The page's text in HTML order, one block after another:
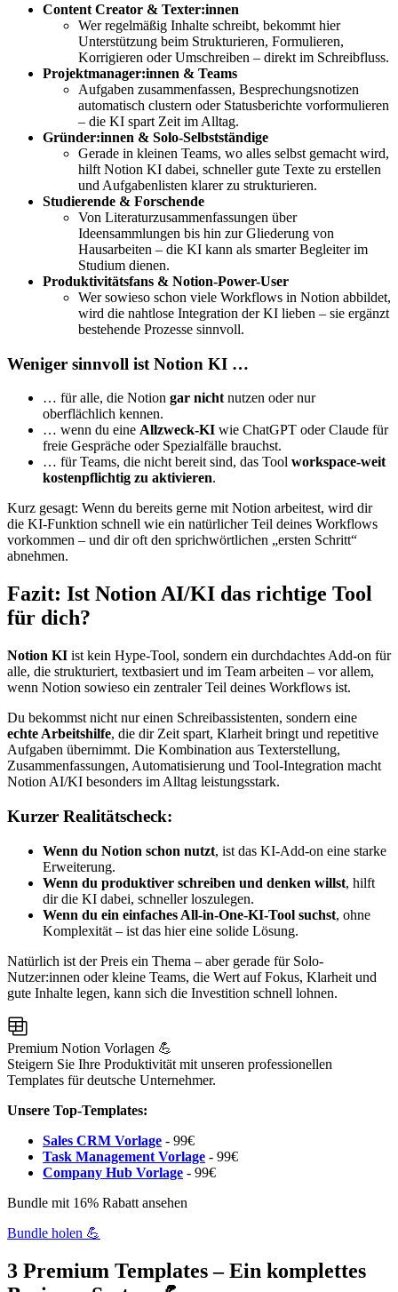
Content Creator & Texter:innen
Wer regelmäßig Inhalte schreibt, bekommt hier
Unterstützung beim Strukturieren, Formulieren,
Korrigieren oder Umschreiben – direkt im Schreibfluss.
Projektmanager:innen & Teams
Aufgaben zusammenfassen, Besprechungsnotizen
automatisch clustern oder Statusberichte vorformulieren
– die KI spart Zeit im Alltag.
Gründer:innen & Solo-Selbstständige
Gerade in kleinen Teams, wo alles selbst gemacht wird,
hilft Notion KI dabei, schneller gute Texte zu erstellen
und Aufgabenlisten klarer zu strukturieren.
Studierende & Forschende
Von Literaturzusammenfassungen über
Ideensammlungen bis hin zur Gliederung von
Hausarbeiten – die KI kann als smarter Begleiter im
Studium dienen.
Produktivitätsfans & Notion-Power-User
Wer sowieso schon viele Workflows in Notion abbildet,
wird die nahtlose Integration der KI lieben – sie ergänzt
bestehende Prozesse sinnvoll.
Weniger sinnvoll ist Notion KI …
… für alle, die Notion gar nicht nutzen oder nur
oberflächlich kennen.
… wenn du eine Allzweck-KI wie ChatGPT oder Claude für
freie Gespräche oder Spezialfälle brauchst.
… für Teams, die nicht bereit sind, das Tool workspace-weit
kostenpflichtig zu aktivieren.
Kurz gesagt: Wenn du bereits gerne mit Notion arbeitest, wird dir
die KI-Funktion schnell wie ein natürlicher Teil deines Workflows
vorkommen – und dir oft den sprichwörtlichen „ersten Schritt“
abnehmen.
Fazit: Ist Notion AI/KI das richtige Tool
für dich?
Notion KI ist kein Hype-Tool, sondern ein durchdachtes Add-on für
alle, die strukturiert, textbasiert und im Team arbeiten – vor allem,
wenn Notion sowieso ein zentraler Teil deines Workflows ist.
Du bekommst nicht nur einen Schreibassistenten, sondern eine
echte Arbeitshilfe, die dir Zeit spart, Klarheit bringt und repetitive
Aufgaben übernimmt. Die Kombination aus Texterstellung,
Zusammenfassungen, Automatisierung und Tool-Integration macht
Notion AI/KI besonders im Alltag leistungsstark.
Kurzer Realitätscheck:
Wenn du Notion schon nutzt, ist das KI-Add-on eine starke
Erweiterung.
Wenn du produktiver schreiben und denken willst, hilft
dir die KI dabei, schneller loszulegen.
Wenn du ein einfaches All-in-One-KI-Tool suchst, ohne
Komplexität – ist das hier eine solide Lösung.
Natürlich ist der Preis ein Thema – aber gerade für Solo-
Nutzer:innen oder kleine Teams, die Wert auf Fokus, Klarheit und
gute Inhalte legen, kann sich die Investition schnell lohnen.
Premium Notion Vorlagen 💪
Steigern Sie Ihre Produktivität mit unseren professionellen
Templates für deutsche Unternehmer.
Unsere Top-Templates:
Sales CRM Vorlage - 99€
Task Management Vorlage - 99€
Company Hub Vorlage - 99€
Bundle mit 16% Rabatt ansehen
Bundle holen 💪
3 Premium Templates – Ein komplettes